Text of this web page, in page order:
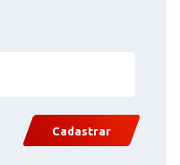
Cadastrar